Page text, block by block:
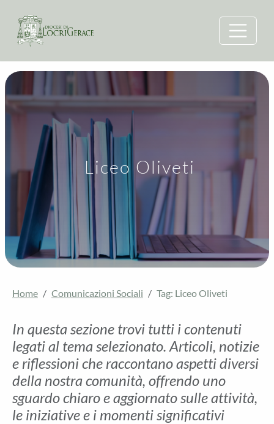
Liceo Oliveti
Home Comunicazioni Sociali Tag: Liceo Oliveti
In questa sezione trovi tutti i contenuti
legati al tema selezionato. Articoli, notizie
e riflessioni che raccontano aspetti diversi
della nostra comunità, offrendo uno
sguardo chiaro e aggiornato sulle attività,
le iniziative e i momenti significativi